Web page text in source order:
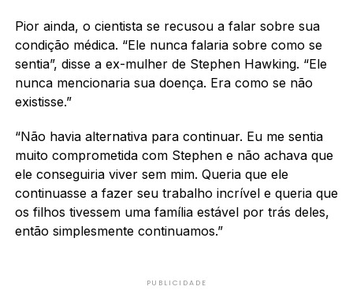
Pior ainda, o cientista se recusou a falar sobre sua
condição médica. “Ele nunca falaria sobre como se
sentia”, disse a ex-mulher de Stephen Hawking. “Ele
nunca mencionaria sua doença. Era como se não
existisse.”
“Não havia alternativa para continuar. Eu me sentia
muito comprometida com Stephen e não achava que
ele conseguiria viver sem mim. Queria que ele
continuasse a fazer seu trabalho incrível e queria que
os filhos tivessem uma família estável por trás deles,
então simplesmente continuamos.”
PUBLICIDADE